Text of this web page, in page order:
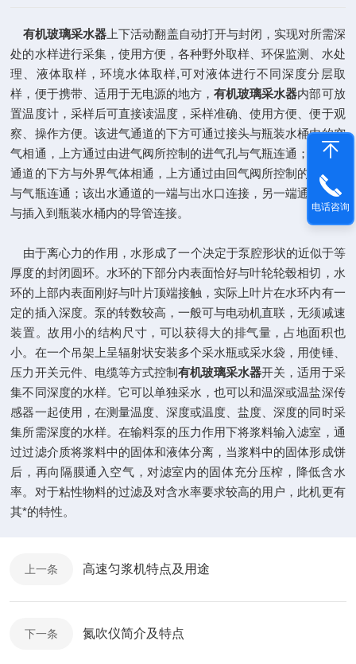
有机玻璃采水器 上下活动翻盖自动打开与封闭，实现对所需深
处的水样进行采集，使用方便，各种野外取样、环保监测、水处
理、液体取样，环境水体取样,可对液体进行不同深度分层取
样，便于携带、适用于无电源的地方，有机玻璃采水器内部可放
置温度计，采样后可直接读温度，采样准确、使用方便、便于观
察、操作方便。该进气通道的下方可通过接头与瓶装水桶内的空
气相通，上方通过由进气阀所控制的进气孔与气瓶连通；该回气
通道的下方与外界气体相通，上方通过由回气阀所控制的回气孔
与气瓶连通；该出水通道的一端与出水口连接，另一端通过接头
与插入到瓶装水桶内的导管连接。
由于离心力的作用，水形成了一个决定于泵腔形状的近似于等
厚度的封闭圆环。水环的下部分内表面恰好与叶轮轮毂相切，水
环的上部内表面刚好与叶片顶端接触，实际上叶片在水环内有一
定的插入深度。泵的转数较高，一般可与电动机直联，无须减速
装置。故用小的结构尺寸，可以获得大的排气量，占地面积也
小。在一个吊架上呈辐射状安装多个采水瓶或采水袋，用使锤、
压力开关元件、电缆等方式控制有机玻璃采水器开关，适用于采
集不同深度的水样。它可以单独采水，也可以和温深或温盐深传
感器一起使用，在测量温度、深度或温度、盐度、深度的同时采
集所需深度的水样。在输料泵的压力作用下将浆料输入滤室，通
过过滤介质将浆料中的固体和液体分离，当浆料中的固体形成饼
后，再向隔膜通入空气，对滤室内的固体充分压榨，降低含水
率。对于粘性物料的过滤及对含水率要求较高的用户，此机更有
其*的特性。
上一条 高速匀浆机特点及用途
下一条 氮吹仪简介及特点
电话咨询